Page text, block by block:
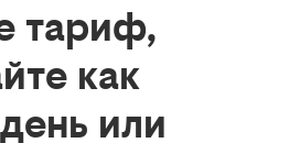
тариф,
как
или